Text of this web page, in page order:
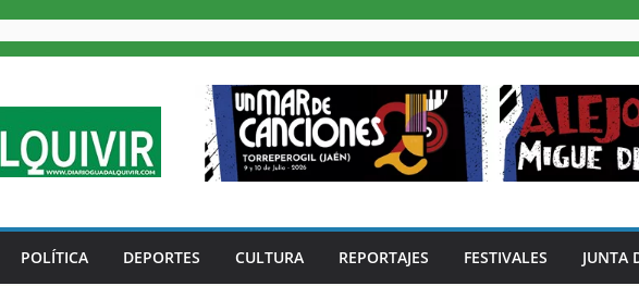
POLÍTICA DEPORTES CULTURA REPORTAJES FESTIVALES JUNTA